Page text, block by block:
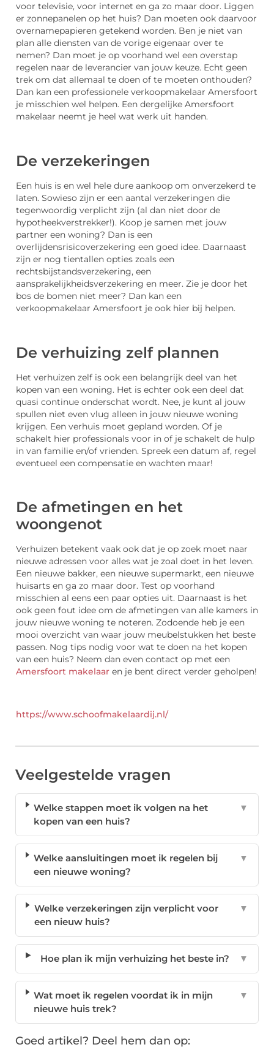
voor televisie, voor internet en ga zo maar door. Liggen
er zonnepanelen op het huis? Dan moeten ook daarvoor
overnamepapieren getekend worden. Ben je niet van
plan alle diensten van de vorige eigenaar over te
nemen? Dan moet je op voorhand wel een overstap
regelen naar de leverancier van jouw keuze. Echt geen
trek om dat allemaal te doen of te moeten onthouden?
Dan kan een professionele verkoopmakelaar Amersfoort
je misschien wel helpen. Een dergelijke Amersfoort
makelaar neemt je heel wat werk uit handen.
De verzekeringen
Een huis is en wel hele dure aankoop om onverzekerd te
laten. Sowieso zijn er een aantal verzekeringen die
tegenwoordig verplicht zijn (al dan niet door de
hypotheekverstrekker!). Koop je samen met jouw
partner een woning? Dan is een
overlijdensrisicoverzekering een goed idee. Daarnaast
zijn er nog tientallen opties zoals een
rechtsbijstandsverzekering, een
aansprakelijkheidsverzekering en meer. Zie je door het
bos de bomen niet meer? Dan kan een
verkoopmakelaar Amersfoort je ook hier bij helpen.
De verhuizing zelf plannen
Het verhuizen zelf is ook een belangrijk deel van het
kopen van een woning. Het is echter ook een deel dat
quasi continue onderschat wordt. Nee, je kunt al jouw
spullen niet even vlug alleen in jouw nieuwe woning
krijgen. Een verhuis moet gepland worden. Of je
schakelt hier professionals voor in of je schakelt de hulp
in van familie en/of vrienden. Spreek een datum af, regel
eventueel een compensatie en wachten maar!
De afmetingen en het
woongenot
Verhuizen betekent vaak ook dat je op zoek moet naar
nieuwe adressen voor alles wat je zoal doet in het leven.
Een nieuwe bakker, een nieuwe supermarkt, een nieuwe
huisarts en ga zo maar door. Test op voorhand
misschien al eens een paar opties uit. Daarnaast is het
ook geen fout idee om de afmetingen van alle kamers in
jouw nieuwe woning te noteren. Zodoende heb je een
mooi overzicht van waar jouw meubelstukken het beste
passen. Nog tips nodig voor wat te doen na het kopen
van een huis? Neem dan even contact op met een
Amersfoort makelaar en je bent direct verder geholpen!
https://www.schoofmakelaardij.nl/
Veelgestelde vragen
Welke stappen moet ik volgen na het
kopen van een huis?
▼
Welke aansluitingen moet ik regelen bij
een nieuwe woning?
▼
Welke verzekeringen zijn verplicht voor
een nieuw huis?
▼
Hoe plan ik mijn verhuizing het beste in? ▼
Wat moet ik regelen voordat ik in mijn
nieuwe huis trek?
▼
Goed artikel? Deel hem dan op: